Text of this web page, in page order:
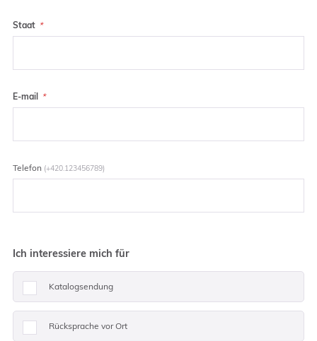
Staat
E-mail
Telefon (+420.123456789)
Ich interessiere mich für
Katalogsendung
Rücksprache vor Ort